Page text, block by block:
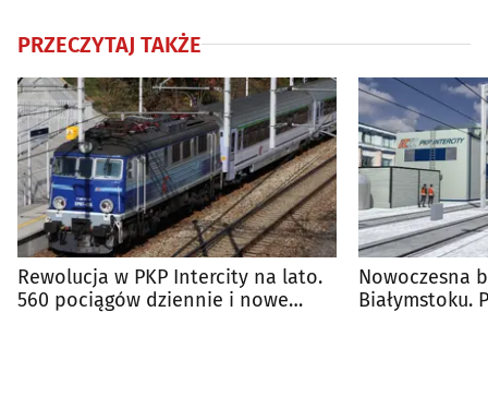
PRZECZYTAJ TAKŻE
Rewolucja w PKP Intercity na lato.
560 pociągów dziennie i nowe
Nowoczesna
Białymstoku.